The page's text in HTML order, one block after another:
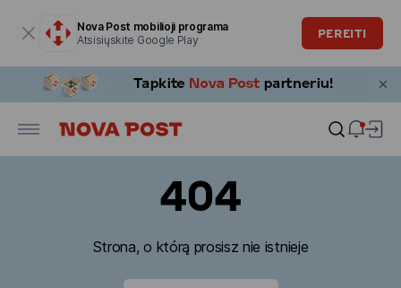
Nova Post mobilioji programa
Atsisiųskite Google Play
PEREITI
404
Strona, o którą prosisz nie istnieje